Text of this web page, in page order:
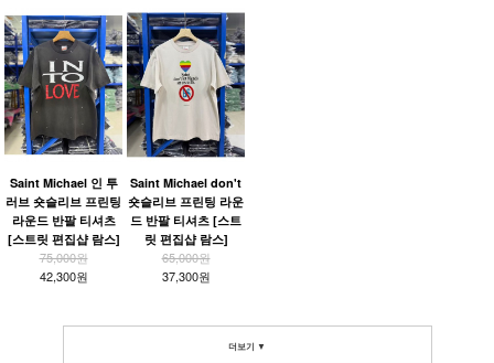
Saint Michael 인 투
러브 숏슬리브 프린팅
라운드 반팔 티셔츠
[스트릿 편집샵 람스]
75,000원
42,300원
Saint Michael don't
숏슬리브 프린팅 라운
드 반팔 티셔츠 [스트
릿 편집샵 람스]
65,000원
37,300원
더보기 ▼